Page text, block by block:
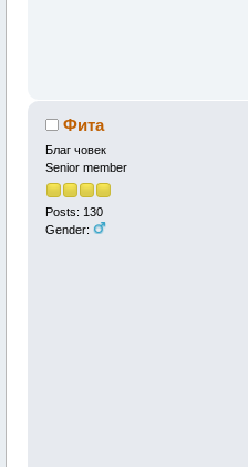
Фита
Благ човек
Senior member
Posts: 130
Gender: